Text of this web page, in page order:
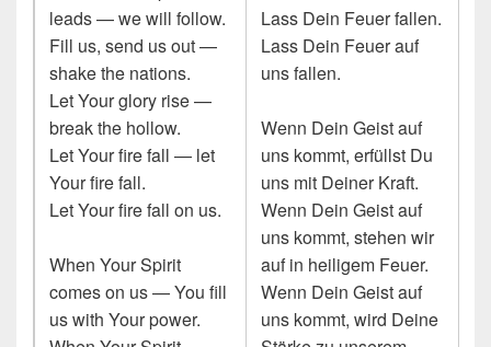
leads — we will follow.
Fill us, send us out —
shake the nations.
Let Your glory rise —
break the hollow.
Let Your fire fall — let
Your fire fall.
Let Your fire fall on us.
When Your Spirit
comes on us — You fill
us with Your power.
Lass Dein Feuer fallen.
Lass Dein Feuer auf
uns fallen.
Wenn Dein Geist auf
uns kommt, erfüllst Du
uns mit Deiner Kraft.
Wenn Dein Geist auf
uns kommt, stehen wir
auf in heiligem Feuer.
Wenn Dein Geist auf
uns kommt, wird Deine